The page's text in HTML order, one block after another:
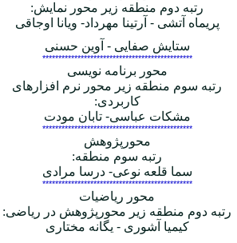
رتبه دوم منطقه زیر محور نمایش:
پریماه آتشی - آرتینا مهرداد- ویانا اوجاقی
ستایش صفایی - آوین حسنی
***********************************************
محور برنامه نویسی
رتبه سوم منطقه زیر محور نرم افزارهای
کاربردی:
مشکات عباسی- تابان مودت
***********************************************
محورپژوهش
رتبه سوم منطقه:
سما قلعه نوعی- درسا مرادی
***********************************************
محور ریاضیات
رتبه دوم منطقه زیر محورپژوهش در ریاضی:
کیمیا آشوری - یگانه مختاری